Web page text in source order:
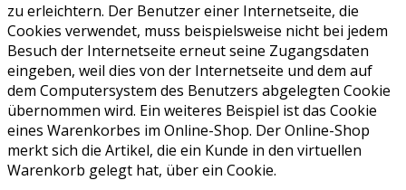
zu erleichtern. Der Benutzer einer Internetseite, die
Cookies verwendet, muss beispielsweise nicht bei jedem
Besuch der Internetseite erneut seine Zugangsdaten
eingeben, weil dies von der Internetseite und dem auf
dem Computersystem des Benutzers abgelegten Cookie
übernommen wird. Ein weiteres Beispiel ist das Cookie
eines Warenkorbes im Online-Shop. Der Online-Shop
merkt sich die Artikel, die ein Kunde in den virtuellen
Warenkorb gelegt hat, über ein Cookie.